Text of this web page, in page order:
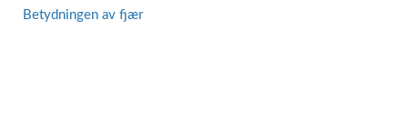
Betydningen av fjær